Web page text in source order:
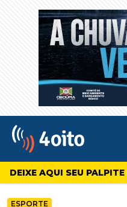
4oito
DEIXE AQUI SEU
ESPORTE